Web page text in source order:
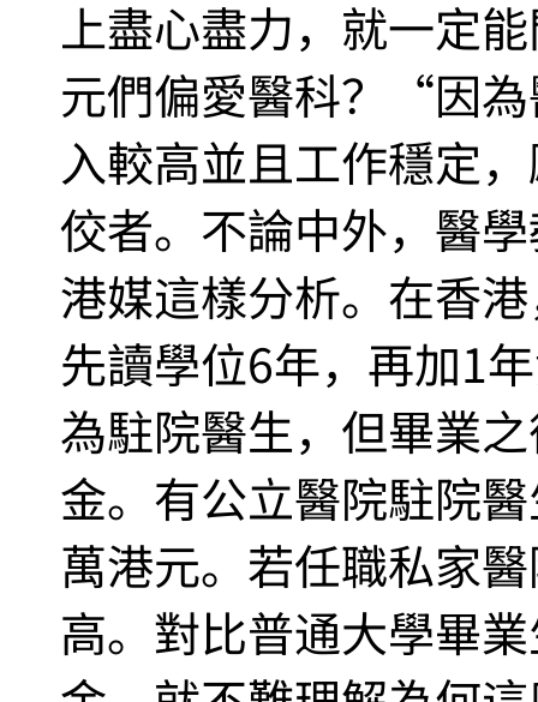
上盡心盡力，就一定
元們偏愛醫科？“因
入較高並且工作穩定
佼者。不論中外，醫
港媒這樣分析。在香
先讀學位6年，再加1
為駐院醫生，但畢業
金。有公立醫院駐院
萬港元。若任職私家
高。對比普通大學畢